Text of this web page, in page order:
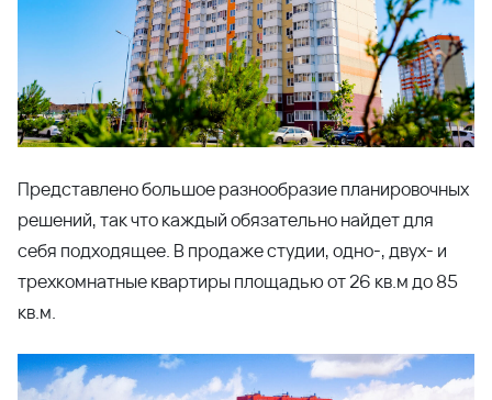
Все квартиры в доме предлагаются с готовой
отделкой под ключ, которая уже включена в
стоимость. Вам не придется тратить дополнительные
средства, время и силы на ремонт – вместо этого
В вашей квартире:
атяжные потолки во всех помещениях;
на полу комнат – линолеум с фактурой дерева;